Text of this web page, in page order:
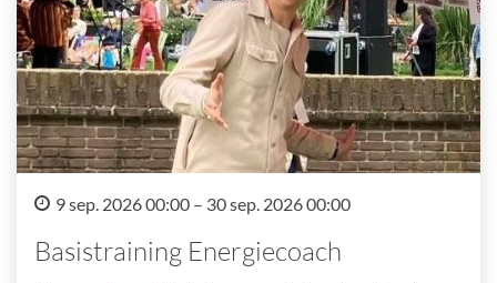
9 sep. 2026 00:00 – 30 sep. 2026 00:00
Basistraining Energiecoach